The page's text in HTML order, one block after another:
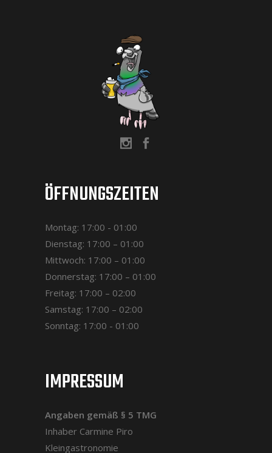
ÖFFNUNGSZEITEN
Montag: 17:00 - 01:00
Dienstag: 17:00 – 01:00
Mittwoch: 17:00 – 01:00
Donnerstag: 17:00 – 01:00
Freitag: 17:00 – 02:00
Samstag: 17:00 – 02:00
Sonntag: 17:00 - 01:00
IMPRESSUM
Angaben gemäß § 5 TMG
Inhaber Carmine Piro
Kleingastronomie